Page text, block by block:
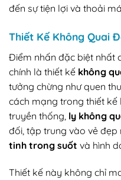
đến sự tiện lợi và thoải
Thiết Kế Không Quai
Điểm nhấn đặc biệt nhất
chính là thiết kế không
tưởng chừng như quen
cách mạng trong thiết
truyền thống, ly không
đối, tập trung vào vẻ đẹp
tinh trong suốt và hình
Thiết kế này không chỉ